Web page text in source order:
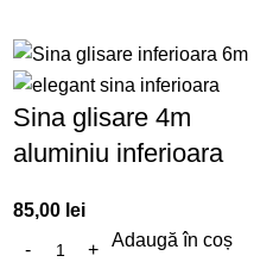
Sina glisare 4m
aluminiu inferioara
85,00 lei
Adaugă în coș